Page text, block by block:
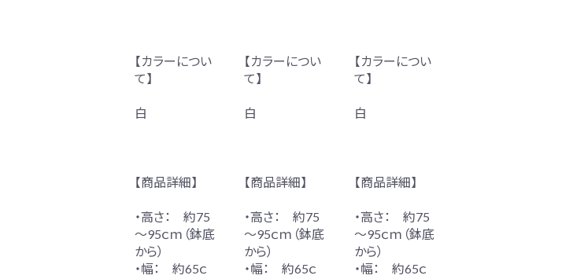
【カラーについ
て】
白
【商品詳細】
・高さ： 約75
～95ｃｍ（鉢底
から）
・幅： 約65ｃ
【カラーについ
て】
白
【商品詳細】
・高さ： 約75
～95ｃｍ（鉢底
から）
・幅： 約65ｃ
【カラーについ
て】
白
【商品詳細】
・高さ： 約75
～95ｃｍ（鉢底
から）
・幅： 約65ｃ